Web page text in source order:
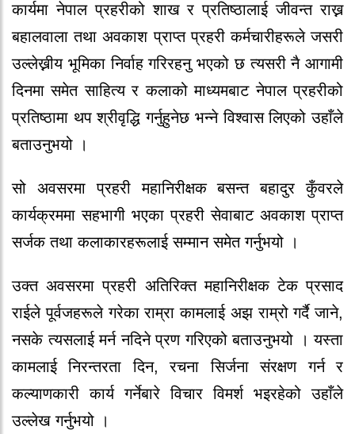
कार्यमा नेपाल प्रहरीको शाख र प्रतिष्ठालाई जीवन्त राख्न
बहालवाला तथा अवकाश प्राप्त प्रहरी कर्मचारीहरूले जसरी
उल्लेख्नीय भूमिका निर्वाह गरिरहनु भएको छ त्यसरी नै आगामी
दिनमा समेत साहित्य र कलाको माध्यमबाट नेपाल प्रहरीको
प्रतिष्ठामा थप श्रीवृद्धि गर्नुहुनेछ भन्ने विश्वास लिएको उहाँले
बताउनुभयो ।
सो अवसरमा प्रहरी महानिरीक्षक बसन्त बहादुर कुँवरले
कार्यक्रममा सहभागी भएका प्रहरी सेवाबाट अवकाश प्राप्त
सर्जक तथा कलाकारहरूलाई सम्मान समेत गर्नुभयो ।
उक्त अवसरमा प्रहरी अतिरिक्त महानिरीक्षक टेक प्रसाद
राईले पूर्वजहरूले गरेका राम्रा कामलाई अझ राम्रो गर्दै जाने,
नसके त्यसलाई मर्न नदिने प्रण गरिएको बताउनुभयो । यस्ता
कामलाई निरन्तरता दिन, रचना सिर्जना संरक्षण गर्न र
कल्याणकारी कार्य गर्नेबारे विचार विमर्श भइरहेको उहाँले
उल्लेख गर्नुभयो ।